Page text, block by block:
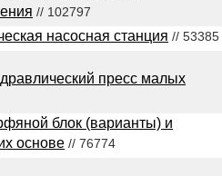
// 102797
насосная станция // 53385
пресс малых
блок (варианты) и
основе // 76774